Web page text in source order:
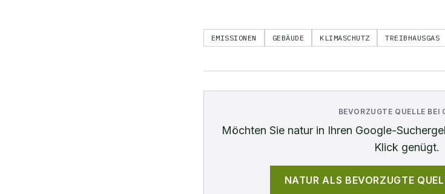
EMISSIONEN GEBÄUDE KLIMASCHUTZ TREIBHAUSGAS
BEVORZUGTE QUELLE BEI
Möchten Sie naturin Ihren Google-
Klick genügt.
NATUR ALS BEVORZUGTE